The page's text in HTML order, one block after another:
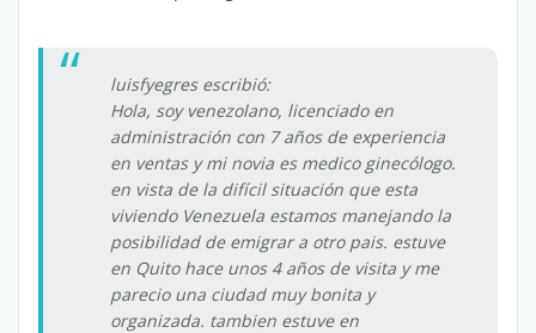
luisfyegres escribió:
Hola, soy venezolano, licenciado en
administración con 7 años de experiencia
en ventas y mi novia es medico ginecólogo.
en vista de la difícil situación que esta
viviendo Venezuela estamos manejando la
posibilidad de emigrar a otro pais. estuve
en Quito hace unos 4 años de visita y me
parecio una ciudad muy bonita y
organizada. tambien estuve en